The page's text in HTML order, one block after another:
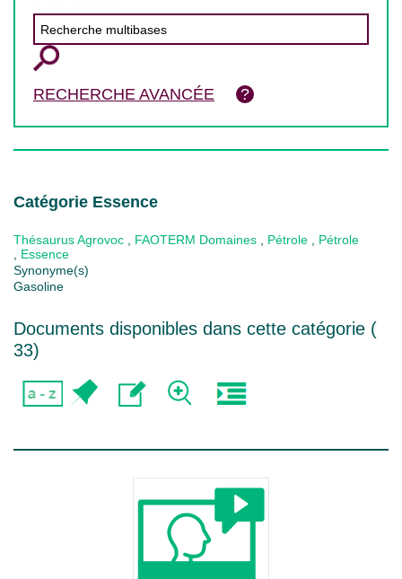
RECHERCHE AVANCÉE
Catégorie Essence
Thésaurus Agrovoc FAOTERM Domaines Pétrole
Pétrole
Essence
Synonyme(s)
Gasoline
Documents disponibles dans cette catégorie (
33)